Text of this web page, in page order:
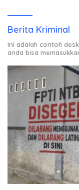
Berita Kriminal
Ini adalah contoh
anda bisa